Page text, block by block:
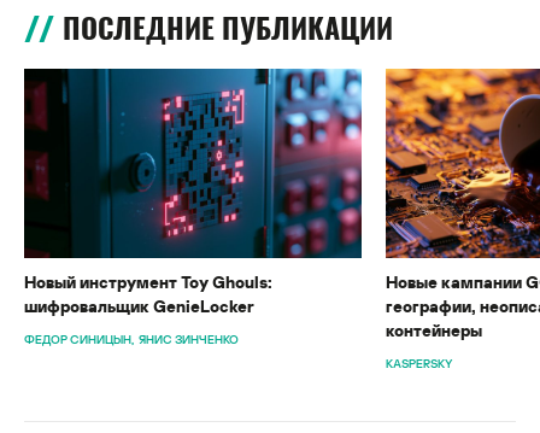
ПОСЛЕДНИЕ ПУБЛИКАЦИИ
Новый инструмент Toy Ghouls:
шифровальщик GenieLocker
ФЕДОР СИНИЦЫН ЯНИС ЗИНЧЕНКО
Новые кампании
географии,
контейнеры
KASPERSKY